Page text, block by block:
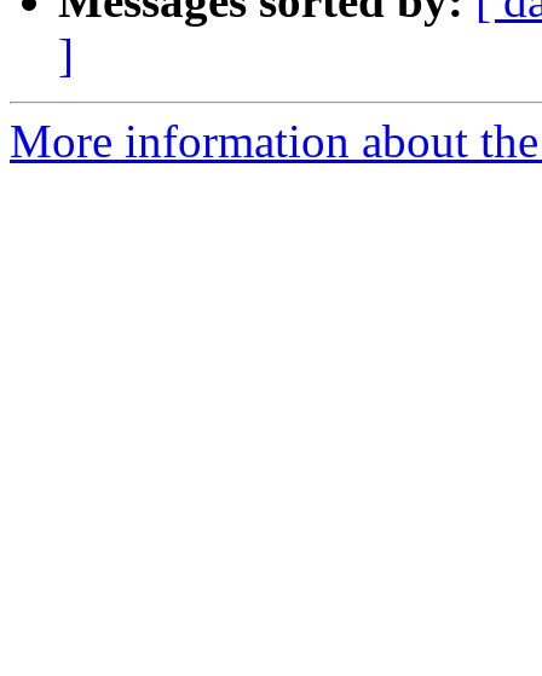
]
More information about